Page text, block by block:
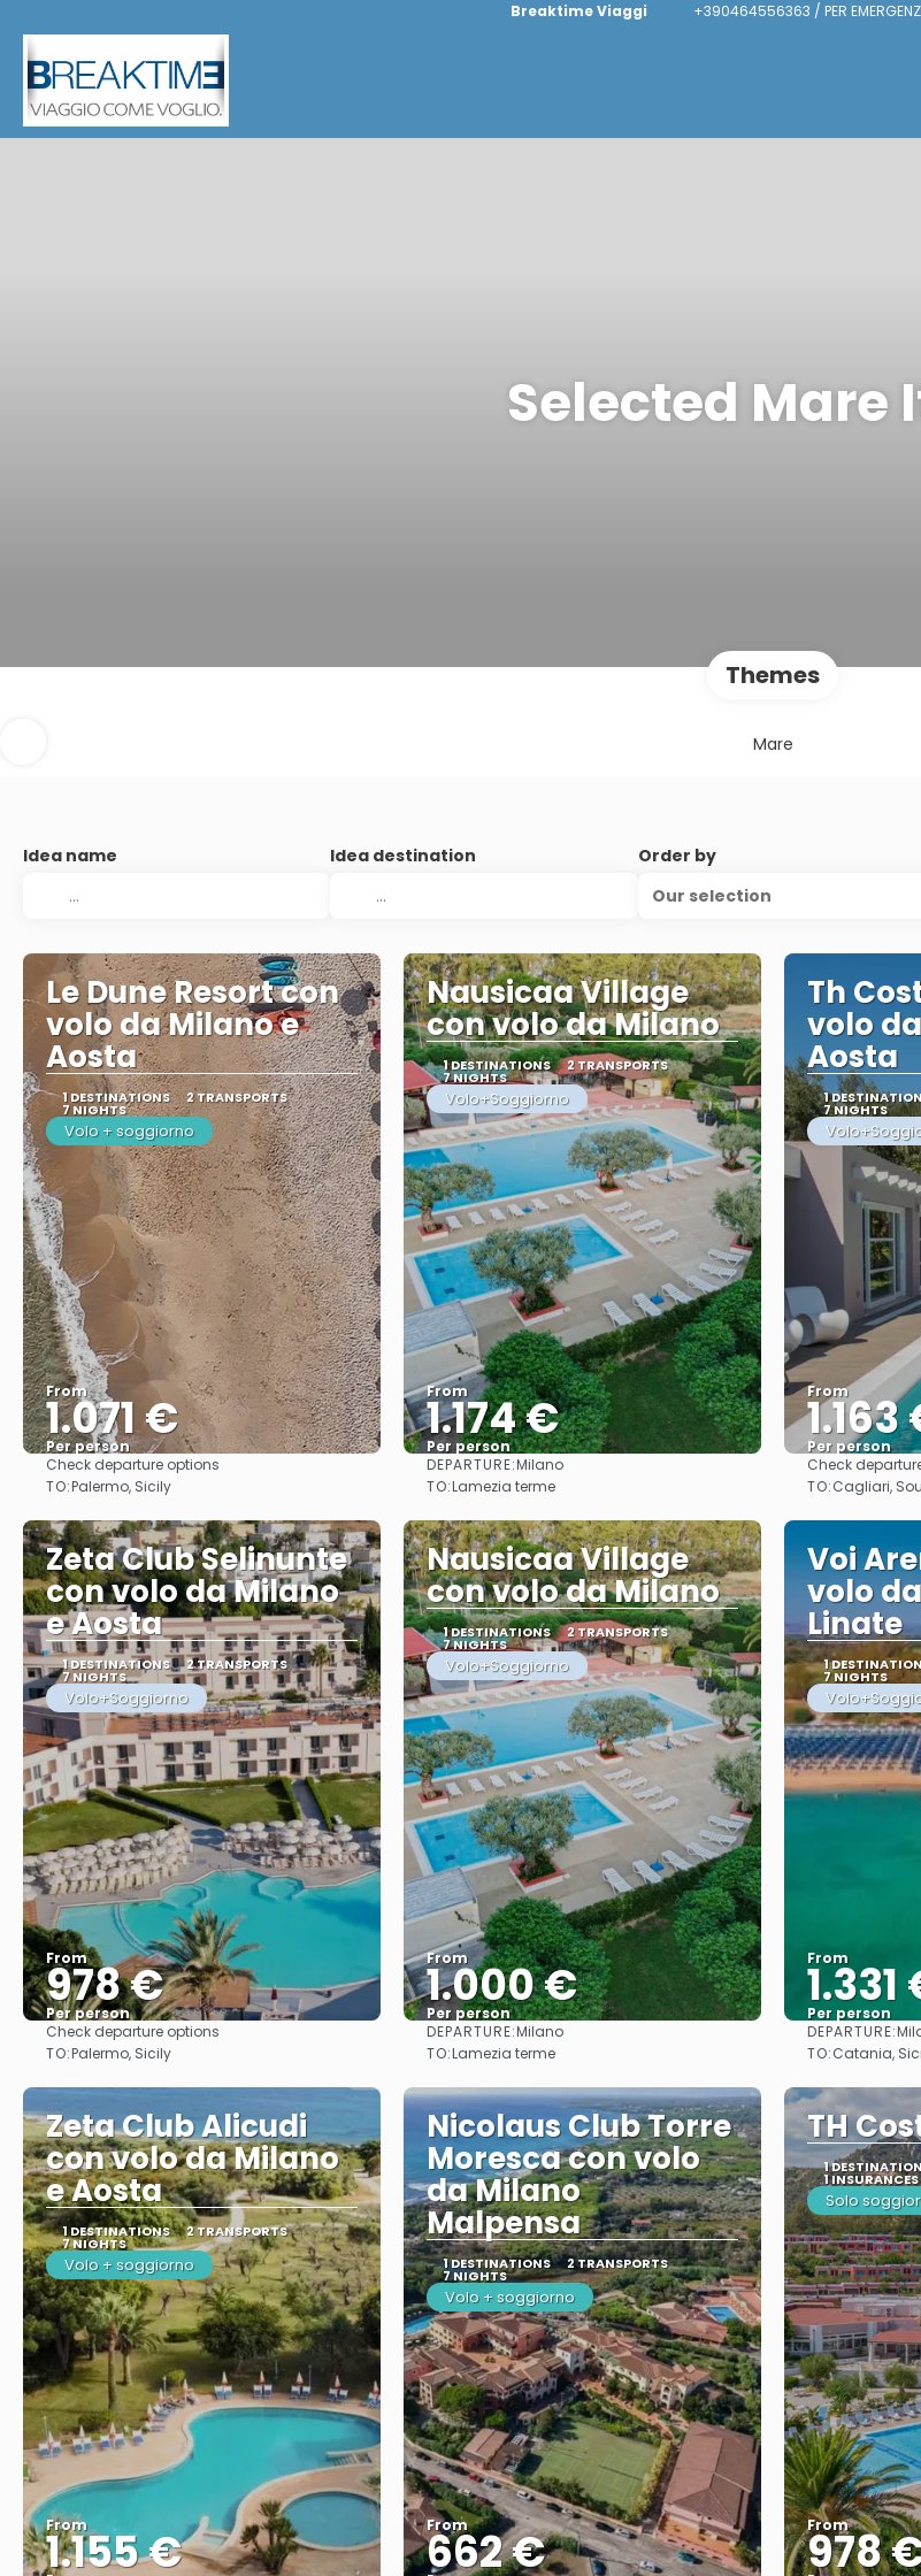
Breaktime Viaggi +390464556363 / PER
Selected Mare
Themes
Mare
Idea name Idea destination
Order by
Our selection
Le Dune Resort con
volo da Milano e
Aosta
1 DESTINATIONS 2 TRANSPORTS
7 NIGHTS
Volo + soggiorno
From
1.071 €
Per person
See
Check departure options
TO:Palermo, Sicily
Nausicaa Village
con volo da Milano
1 DESTINATIONS 2 TRANSPORTS
7 NIGHTS
Volo+Soggiorno
From
1.174 €
Per person
DEPARTURE:Milano
TO:Lamezia terme
Th
volo
Aosta
1
7 NIGHTS
From
1.163
Per person
Check
TO:Cagliari,
Zeta Club Selinunte
con volo da Milano
e Aosta
1 DESTINATIONS 2 TRANSPORTS
7 NIGHTS
Volo+Soggiorno
From
978 €
Per person
See
Check departure options
TO:Palermo, Sicily
Nausicaa Village
con volo da Milano
1 DESTINATIONS 2 TRANSPORTS
7 NIGHTS
Volo+Soggiorno
From
1.000 €
Per person
DEPARTURE:Milano
TO:Lamezia terme
Voi
volo
Linate
1
7 NIGHTS
From
1.331
Per person
DEPARTURE:
TO:Catania,
Zeta Club Alicudi
con volo da Milano
e Aosta
1 DESTINATIONS 2 TRANSPORTS
7 NIGHTS
Volo + soggiorno
From
1.155 €
Nicolaus Club Torre
Moresca con volo
da Milano
Malpensa
1 DESTINATIONS 2 TRANSPORTS
7 NIGHTS
Volo + soggiorno
From
662 €
TH
1
1 INSURANCES
Solo
From
978